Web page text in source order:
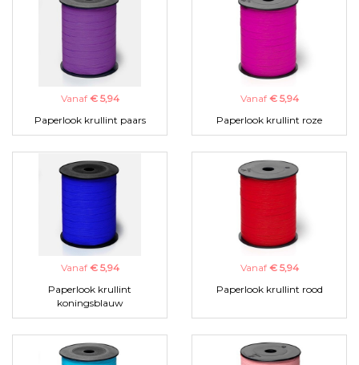
Vanaf € 5,94
Paperlook krullint paars
Vanaf € 5,94
Paperlook krullint roze
Vanaf € 5,94
Paperlook krullint
koningsblauw
Vanaf € 5,94
Paperlook krullint rood